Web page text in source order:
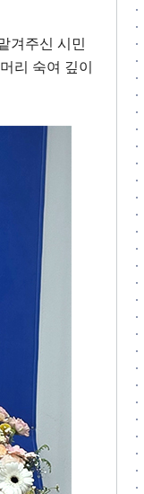
겨주신 시민
머리 숙여 깊이